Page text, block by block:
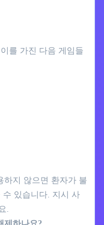
를 가진 다음 게임들
하지 않으면 환자가 불
수 있습니다. 지시 사
.